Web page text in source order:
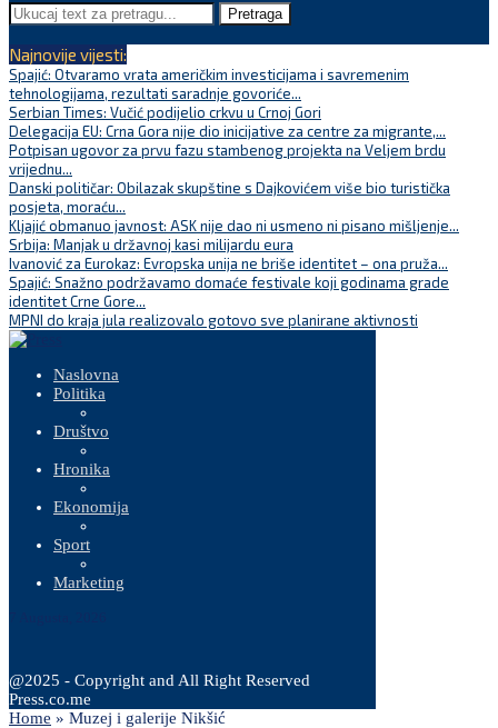
Pretraga
Najnovije vijesti:
Spajić: Otvaramo vrata američkim investicijama i savremenim
tehnologijama, rezultati saradnje govoriće...
Serbian Times: Vučić podijelio crkvu u Crnoj Gori
Delegacija EU: Crna Gora nije dio inicijative za centre za migrante,...
Potpisan ugovor za prvu fazu stambenog projekta na Veljem brdu
vrijednu...
Danski političar: Obilazak skupštine s Dajkovićem više bio turistička
posjeta, moraću...
Kljajić obmanuo javnost: ASK nije dao ni usmeno ni pisano mišljenje...
Srbija: Manjak u državnoj kasi milijardu eura
Ivanović za Eurokaz: Evropska unija ne briše identitet – ona pruža...
Spajić: Snažno podržavamo domaće festivale koji godinama grade
identitet Crne Gore...
MPNI do kraja jula realizovalo gotovo sve planirane aktivnosti
Naslovna
Politika
Društvo
Hronika
Ekonomija
Sport
Marketing
@2025 - Copyright and All Right Reserved
Press.co.me
Home » Muzej i galerije Nikšić